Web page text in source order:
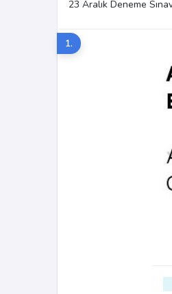
23 Aralık Deneme
1.